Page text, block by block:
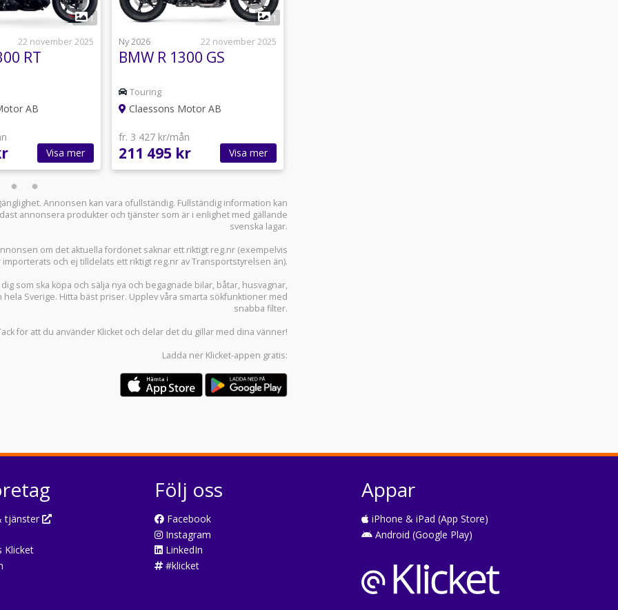
1
22 november 2025
RT
AB
Visa mer
1
Ny 2026
22 november 2025
BMW R 1300 GS
Touring
Claessons Motor AB
fr. 3 427 kr/mån
211 495 kr Visa mer
Annonsen kan vara ofullständig. Fullständig information kan
annonsera produkter och tjänster som är i enlighet med gällande
svenska lagar.
om det aktuella fordonet saknar ett riktigt reg.nr (exempelvis
och ej tilldelats ett riktigt reg.nr av Transportstyrelsen än).
som ska köpa och sälja nya och begagnade bilar, båtar, husvagnar,
Sverige. Hitta bäst priser. Upplev våra smarta sökfunktioner med
snabba filter.
för att du använder Klicket och delar det du gillar med dina vänner!
Ladda ner Klicket-appen gratis:
tjänster
Klicket
Följ oss
Facebook
Instagram
LinkedIn
#klicket
Appar
iPhone & iPad (App Store)
Android (Google Play)